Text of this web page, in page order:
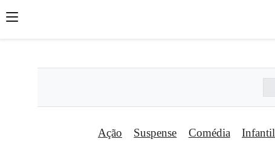
';';
Ação Suspense Comédia Infantil